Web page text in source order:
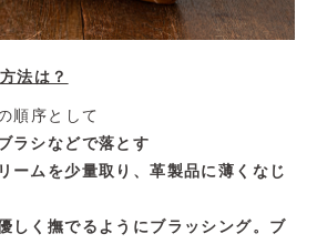
法は？
順序として
ラシなどで落とす
ームを少量取り、革製品に薄くなじ
しく撫でるようにブラッシング。ブ